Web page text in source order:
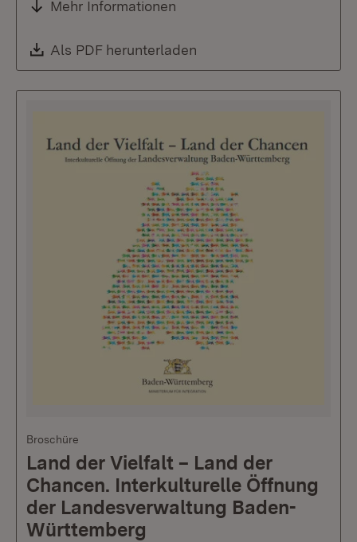
Mehr Informationen
Download:
Als PDF herunterladen
Broschüre
Land der Vielfalt – Land der
Chancen. Interkulturelle Öffnung
der Landesverwaltung Baden-
Württemberg